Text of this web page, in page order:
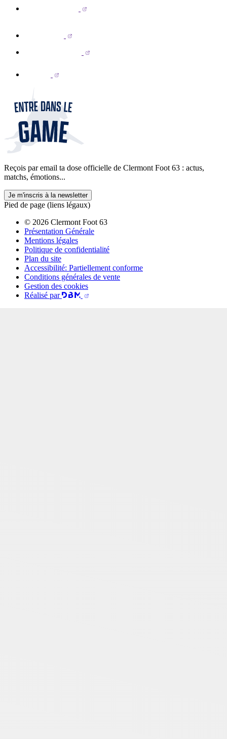
Reçois par email ta dose officielle de Clermont Foot 63 : actus,
matchs, émotions...
Je m'inscris à la newsletter
Pied de page (liens légaux)
© 2026 Clermont Foot 63
Présentation Générale
Mentions légales
Politique de confidentialité
Plan du site
Accessibilité: Partiellement conforme
Conditions générales de vente
Gestion des cookies
Réalisé par